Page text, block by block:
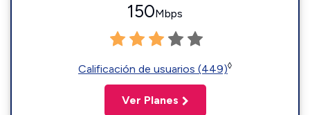
150Mbps
Calificación de usuarios (449)◊
Ver Planes